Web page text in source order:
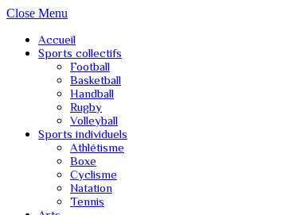
Close Menu
Accueil
Sports collectifs
Football
Basketball
Handball
Rugby
Volleyball
Sports individuels
Athlétisme
Boxe
Cyclisme
Natation
Tennis